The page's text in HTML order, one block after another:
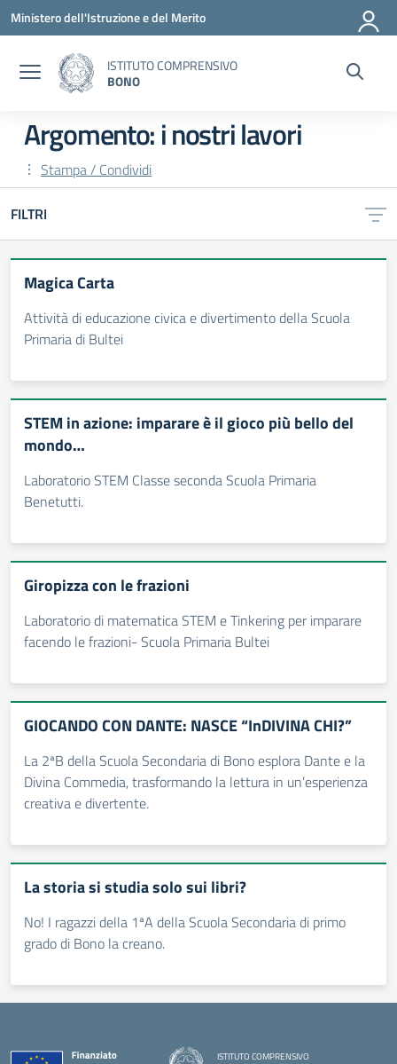
Vai ai contenuti
Vai al menu di navigazione
Vai al footer
Ministero dell'Istruzione e del Merito
ISTITUTO COMPRENSIVO
BONO
Argomento: i nostri lavori
Stampa / Condividi
FILTRI
Magica Carta
Attività di educazione civica e divertimento della Scuola
Primaria di Bultei
STEM in azione: imparare è il gioco più bello del
mondo…
Laboratorio STEM Classe seconda Scuola Primaria
Benetutti.
Giropizza con le frazioni
Laboratorio di matematica STEM e Tinkering per imparare
facendo le frazioni- Scuola Primaria Bultei
GIOCANDO CON DANTE: NASCE “InDIVINA CHI?”
La 2ªB della Scuola Secondaria di Bono esplora Dante e la
Divina Commedia, trasformando la lettura in un’esperienza
creativa e divertente.
La storia si studia solo sui libri?
No! I ragazzi della 1ªA della Scuola Secondaria di primo
grado di Bono la creano.
ISTITUTO COMPRENSIVO